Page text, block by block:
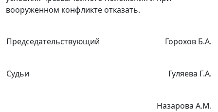
вооруженном конфликте отказать.
Председательствующий Горохов Б.А.
Судьи Гуляева Г.А.
Назарова A.M.